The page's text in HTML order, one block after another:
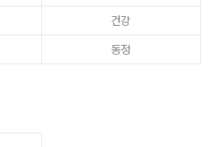
건강
동정